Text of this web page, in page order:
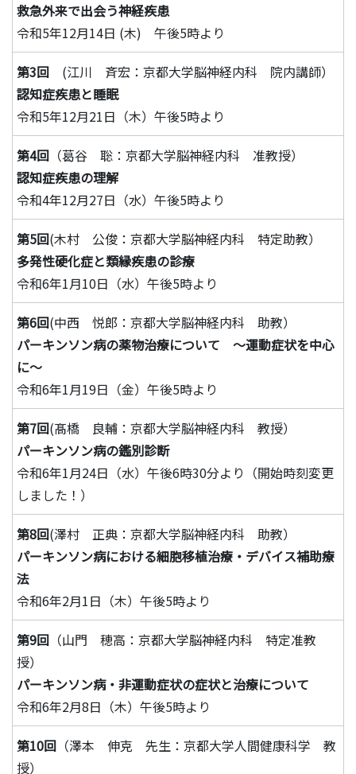
救急外来で出会う神経疾患
令和5年12月14日 (木) 午後5時より
第3回 (江川 斉宏：京都大学脳神経内科 院内講師）
認知症疾患と睡眠
令和5年12月21日（木）午後5時より
第4回 （葛谷 聡：京都大学脳神経内科 准教授）
認知症疾患の理解
令和4年12月27日（水）午後5時より
第5回(木村 公俊：京都大学脳神経内科 特定助教）
多発性硬化症と類縁疾患の診療
令和6年1月10日（水）午後5時より
第6回(中西 悦郎：京都大学脳神経内科 助教）
パーキンソン病の薬物治療について 〜運動症状を中心
に〜
令和6年1月19日（金）午後5時より
第7回(髙橋 良輔：京都大学脳神経内科 教授）
パーキンソン病の鑑別診断
令和6年1月24日（水）午後6時30分より（開始時刻変更
しました！）
第8回(澤村 正典：京都大学脳神経内科 助教）
パーキンソン病における細胞移植治療・デバイス補助療
法
令和6年2月1日（木）午後5時より
第9回 （山門 穂高：京都大学脳神経内科 特定准教
授）
パーキンソン病・非運動症状の症状と治療について
令和6年2月8日（木）午後5時より
第10回 （澤本 伸克 先生：京都大学人間健康科学 教
授）